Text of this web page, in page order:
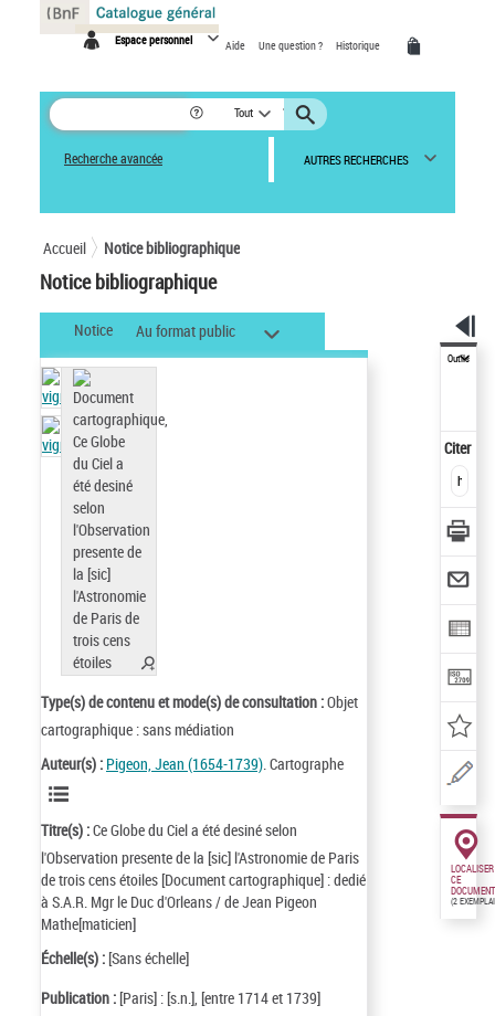
Espace personnel Aide Une question ? Historique
Tout
Recherche avancée AUTRES RECHERCHES
Accueil Notice bibliographique
Notice bibliographique
Notice Au format public
Type(s) de contenu et mode(s) de consultation :Objet
cartographique : sans médiation
Auteur(s) : Pigeon, Jean (1654-1739) . Cartographe
Titre(s) :Ce Globe du Ciel a été desiné selon
l'Observation presente de la [sic] l'Astronomie de Paris
de trois cens étoiles [Document cartographique] : dedié
à S.A.R. Mgr le Duc d'Orleans / de Jean Pigeon
Mathe[maticien]
Échelle(s) : [Sans échelle]
Publication : [Paris] : [s.n.], [entre 1714 et 1739]
Outils
Citer
LOCALISER
CE
DOCUMENT
(2
Panneau de gestion des cookies